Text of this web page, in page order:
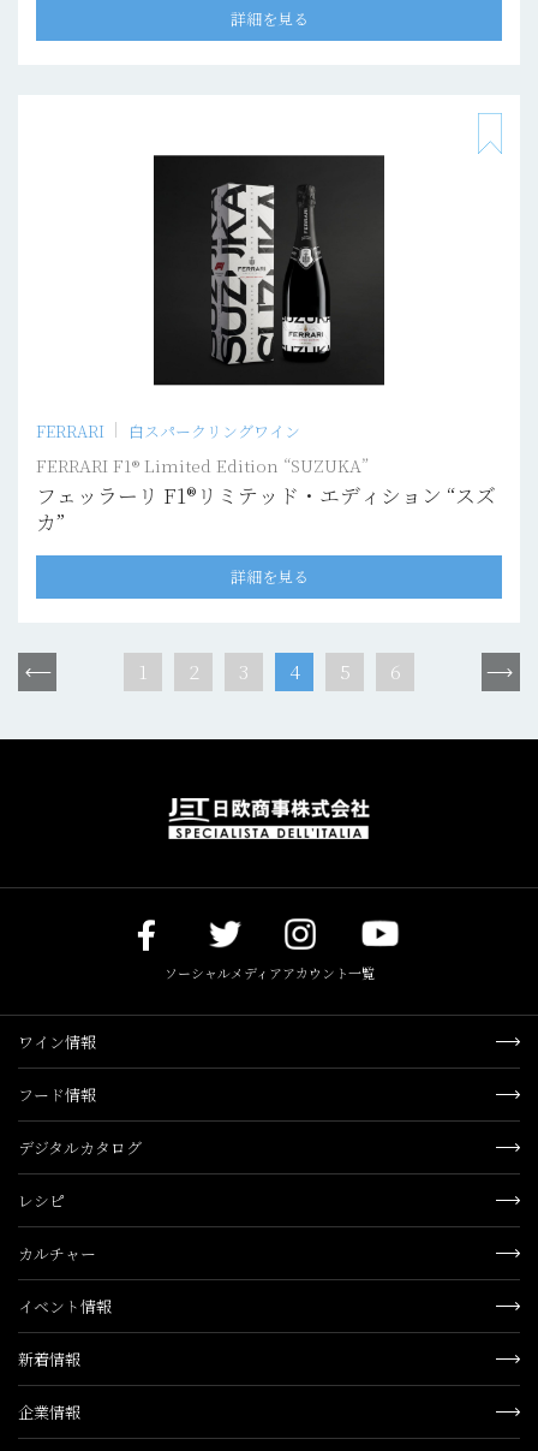
詳細を見る
FERRARI 白スパークリングワイン
FERRARI F1® Limited Edition “SUZUKA”
フェッラーリ F1®リミテッド・エディション “スズ
カ”
詳細を見る
1 2 3 4 5 6
ソーシャルメディアアカウント一覧
ワイン情報
フード情報
デジタルカタログ
レシピ
カルチャー
イベント情報
新着情報
企業情報